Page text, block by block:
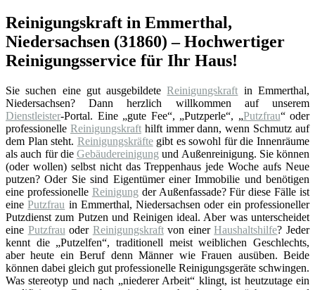
Reinigungskraft in Emmerthal,
Niedersachsen (31860) – Hochwertiger
Reinigungsservice für Ihr Haus!
Sie suchen eine gut ausgebildeteReinigungskraft in Emmerthal,
Niedersachsen? Dann herzlich willkommen auf unserem
Dienstleister-Portal. Eine „gute Fee“, „Putzperle“, „Putzfrau“ oder
professionelle Reinigungskrafthilft immer dann, wenn Schmutz auf
dem Plan steht. Reinigungskräftegibt es sowohl für die Innenräume
als auch für die Gebäudereinigung und Außenreinigung. Sie können
(oder wollen) selbst nicht das Treppenhaus jede Woche aufs Neue
putzen? Oder Sie sind Eigentümer einer Immobilie und benötigen
eine professionelle Reinigung der Außenfassade? Für diese Fälle ist
einePutzfrau in Emmerthal, Niedersachsen oder ein professioneller
Putzdienst zum Putzen und Reinigen ideal. Aber was unterscheidet
eine Putzfrau oder Reinigungskraftvon einerHaushaltshilfe? Jeder
kennt die „Putzelfen“, traditionell meist weiblichen Geschlechts,
aber heute ein Beruf denn Männer wie Frauen ausüben. Beide
können dabei gleich gut professionelle Reinigungsgeräte schwingen.
Was stereotyp und nach „niederer Arbeit“ klingt, ist heutzutage ein